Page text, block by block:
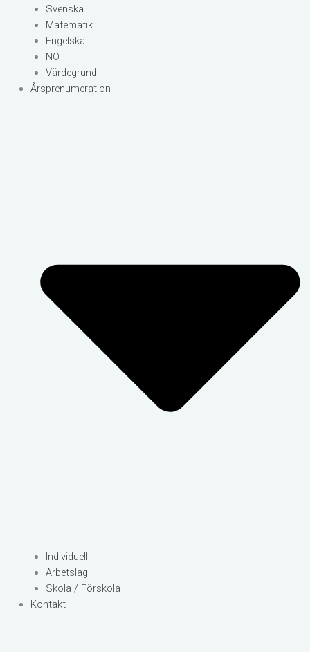
Svenska
Matematik
Engelska
NO
Värdegrund
Årsprenumeration
Individuell
Arbetslag
Skola / Förskola
Kontakt